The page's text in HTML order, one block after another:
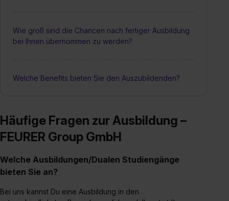
Wie groß sind die Chancen nach fertiger Ausbildung
bei Ihnen übernommen zu werden?
Welche Benefits bieten Sie den Auszubildenden?
Häufige Fragen zur Ausbildung –
FEURER Group GmbH
Welche Ausbildungen/Dualen Studiengänge
bieten Sie an?
Bei uns kannst Du eine Ausbildung in den